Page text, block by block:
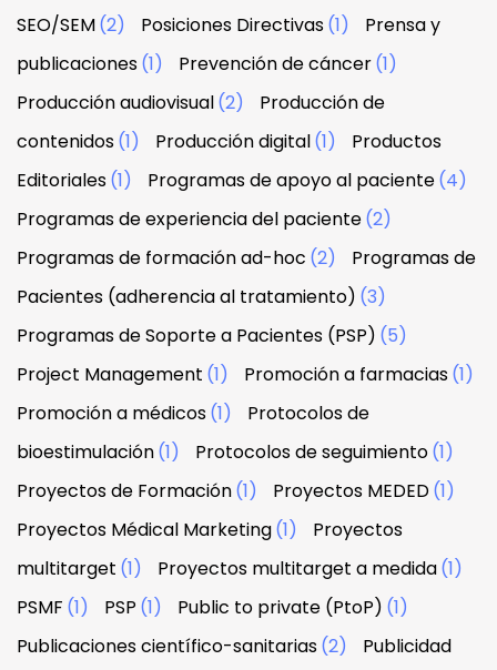
SEO/SEM(2) Posiciones Directivas(1)
Prensa y
publicaciones(1) Prevención de cáncer(1)
Producción audiovisual(2)
Producción de
contenidos(1) Producción digital(1)
Productos
Editoriales(1) Programas de apoyo al paciente(4)
Programas de experiencia del paciente(2)
Programas de formación ad-hoc (2)
Programas de
Pacientes (adherencia al tratamiento) (3)
Programas de Soporte a Pacientes (PSP) (5)
Project Management (1) Promoción a farmacias(1)
Promoción a médicos(1)
Protocolos de
bioestimulación(1) Protocolos de seguimiento(1)
Proyectos de Formación(1) Proyectos MEDED(1)
Proyectos Médical Marketing(1)
Proyectos
multitarget (1) Proyectos multitarget a medida(1)
PSMF (1) PSP (1) Public to private (PtoP) (1)
Publicaciones científico-sanitarias(2) Publicidad